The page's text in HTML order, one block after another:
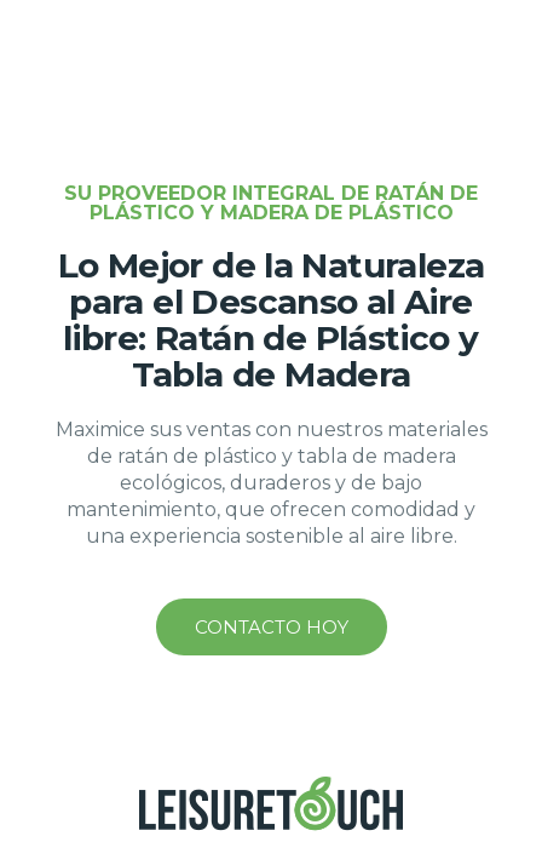
SU PROVEEDOR INTEGRAL DE RATÁN DE
PLÁSTICO Y MADERA DE PLÁSTICO
Lo Mejor de la Naturaleza
para el Descanso al Aire
libre: Ratán de Plástico y
Tabla de Madera
Maximice sus ventas con nuestros materiales
de ratán de plástico y tabla de madera
ecológicos, duraderos y de bajo
mantenimiento, que ofrecen comodidad y
una experiencia sostenible al aire libre.
CONTACTO HOY